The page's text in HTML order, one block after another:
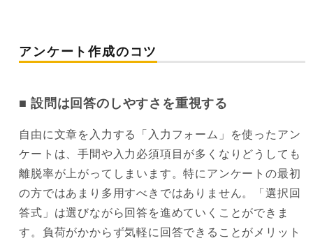
アンケート作成のコツ
設問は回答のしやすさを重視する
自由に文章を入力する「入力フォーム」を使ったアン
ケートは、手間や入力必須項目が多くなりどうしても
離脱率が上がってしまいます。特にアンケートの最初
の方ではあまり多用すべきではありません。「選択回
答式」は選びながら回答を進めていくことができま
す。負荷がかからず気軽に回答できることがメリット